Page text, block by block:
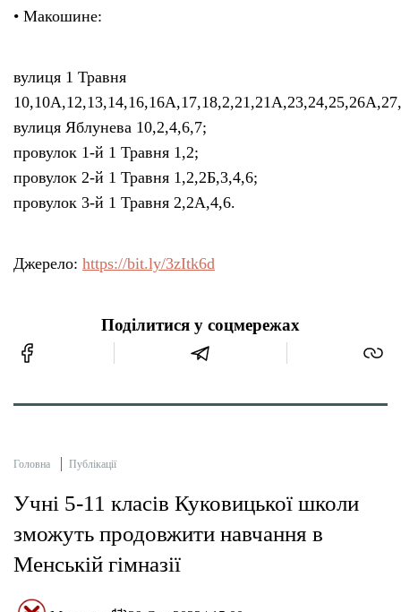
• Макошине:
вулиця 1 Травня
вулиця Яблунева 10,2,4,6,7;
провулок 1-й 1 Травня 1,2;
провулок 2-й 1 Травня 1,2,2Б,3,4,6;
провулок 3-й 1 Травня 2,2А,4,6.
Джерело: https://bit.ly/3zItk6d
Поділитися у соцмережах
Головна Публікації
Учні 5-11 класів Куковицької школи
зможуть продовжити навчання в
Менській гімназії